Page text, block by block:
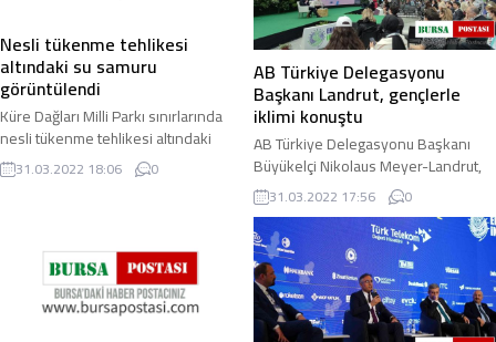
Nesli tükenme tehlikesi
altındaki su samuru
görüntülendi
Küre Dağları Milli Parkı sınırlarında
nesli tükenme tehlikesi altındaki
türler arasında bulunan su samuru
görüntülendi. Bartın ile Kastamonu ...
31.03.2022 18:06 0
AB Türkiye Delegasyonu
Başkanı Landrut, gençlerle
iklimi konuştu
AB Türkiye Delegasyonu Başkanı
Büyükelçi Nikolaus Meyer-Landrut,
Ekonomi ve İklim Değişikliği
Zirvesi’nde (EKO İKLİM) gençlerle bir
araya gelerek ...
31.03.2022 17:56 0